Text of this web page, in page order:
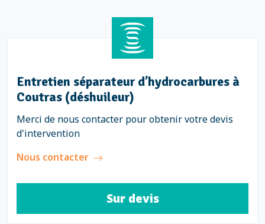
Entretien séparateur d’hydrocarbures à
Coutras (déshuileur)
Merci de nous contacter pour obtenir votre devis
d'intervention
Nous contacter
Sur devis